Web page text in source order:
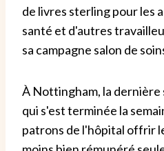
de livres sterling pour les
santé et d'autres
sa campagne salon de
À Nottingham, la
qui s'est terminée la
patrons de l'hôpital offrir